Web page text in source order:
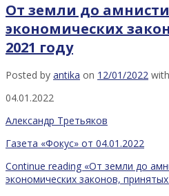
От земли до
экономических
2021 году
Posted by antika on 12/01/2022 with
04.01.2022
Александр Третьяков
Газета «Фокус» от 04.01.2022
Continue reading «От земли до
экономических законов,